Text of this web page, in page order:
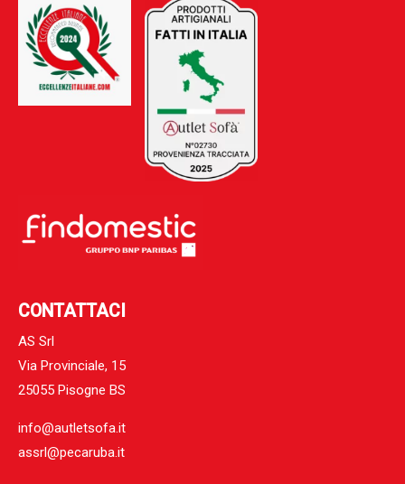
CONTATTACI
AS Srl
Via Provinciale, 15
25055 Pisogne BS
info@autletsofa.it
assrl@pecaruba.it